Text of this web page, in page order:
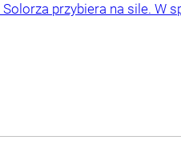
przybiera na sile. W